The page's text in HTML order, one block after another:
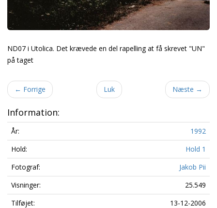
ND07 i Utolica. Det krævede en del rapelling at få skrevet "UN"
på taget
← Forrige Luk Næste →
Information:
År:
1992
Hold:
Hold 1
Fotograf:
Jakob Pii
Visninger:
25.549
Tilføjet:
13-12-2006